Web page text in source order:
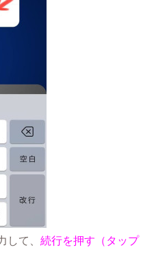
して、 続行を押す（タップ